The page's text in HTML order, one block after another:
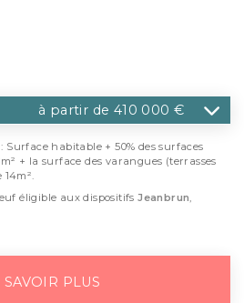
à partir de 410 000 €
: Surface habitable + 50% des surfaces
+ la surface des varangues (terrasses
éligible aux dispositifsJeanbrun,
SAVOIR PLUS